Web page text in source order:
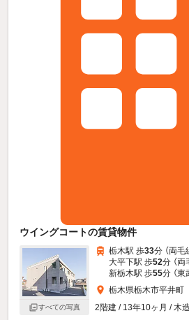
ウイングコートの賃貸物件
すべての写真
栃木駅 歩33分 （両毛
大平下駅 歩52分 （両
新栃木駅 歩55分 （
栃木県栃木市平井町
2階建 / 13年10ヶ月 / 木造